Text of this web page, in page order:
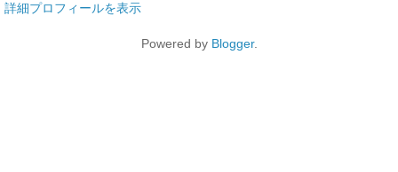
詳細プロフィールを表示
Powered by Blogger.